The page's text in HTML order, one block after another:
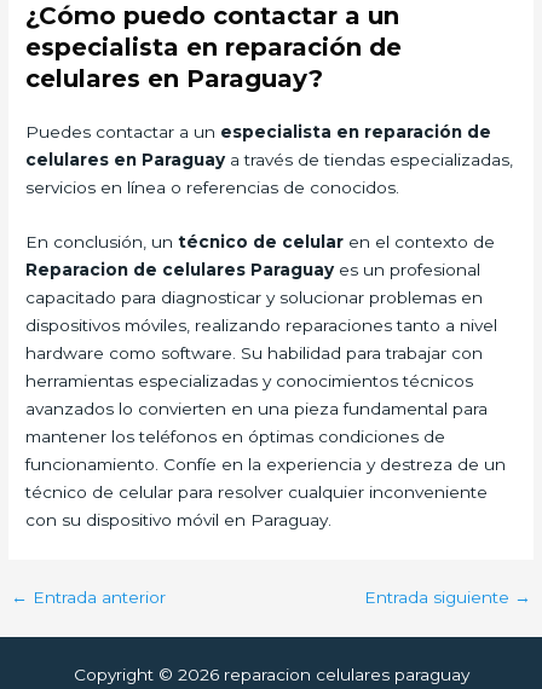
¿Cómo puedo contactar a un
especialista en reparación de
celulares en Paraguay?
Puedes contactar a un especialista en reparación de
celulares en Paraguay a través de tiendas especializadas,
servicios en línea o referencias de conocidos.
En conclusión, untécnico de celular en el contexto de
Reparacion de celulares Paraguay es un profesional
capacitado para diagnosticar y solucionar problemas en
dispositivos móviles, realizando reparaciones tanto a nivel
hardware como software. Su habilidad para trabajar con
herramientas especializadas y conocimientos técnicos
avanzados lo convierten en una pieza fundamental para
mantener los teléfonos en óptimas condiciones de
funcionamiento. Confíe en la experiencia y destreza de un
técnico de celular para resolver cualquier inconveniente
con su dispositivo móvil en Paraguay.
← Entrada anterior Entrada siguiente →
Copyright © 2026 reparacion celulares paraguay